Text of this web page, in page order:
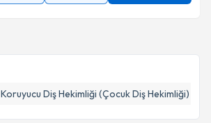
Koruyucu Diş Hekimliği (Çocuk Diş Hekimliği)